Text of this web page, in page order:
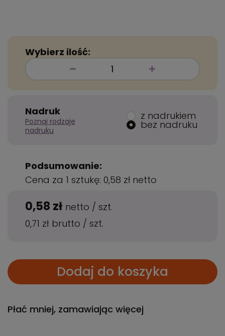
Wybierz ilość:
Nadruk
Poznaj rodzaje
nadruku
z nadrukiem
bez nadruku
Podsumowanie:
Cena za 1 sztukę: 0,58 zł netto
0,58 zł netto / szt.
0,71 zł brutto / szt.
Dodaj do koszyka
Płać mniej, zamawiając więcej